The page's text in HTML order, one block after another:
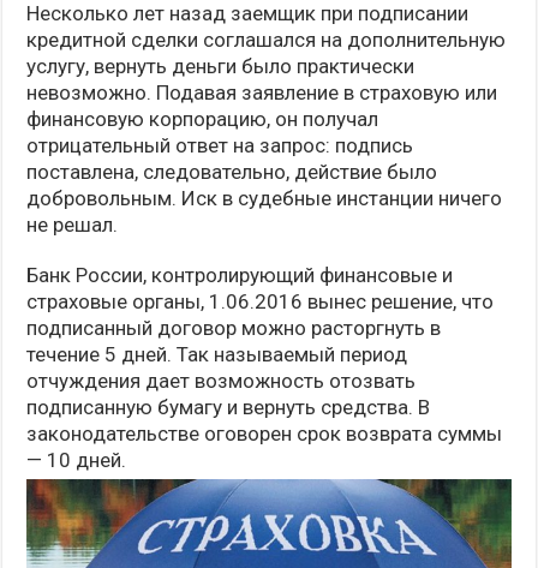
Несколько лет назад заемщик при подписании
кредитной сделки соглашался на дополнительную
услугу, вернуть деньги было практически
невозможно. Подавая заявление в страховую или
финансовую корпорацию, он получал
отрицательный ответ на запрос: подпись
поставлена, следовательно, действие было
добровольным. Иск в судебные инстанции ничего
не решал.
Банк России, контролирующий финансовые и
страховые органы, 1.06.2016 вынес решение, что
подписанный договор можно расторгнуть в
течение 5 дней. Так называемый период
отчуждения дает возможность отозвать
подписанную бумагу и вернуть средства. В
законодательстве оговорен срок возврата суммы
— 10 дней.